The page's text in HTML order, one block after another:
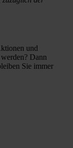
und
Dann
Sie immer